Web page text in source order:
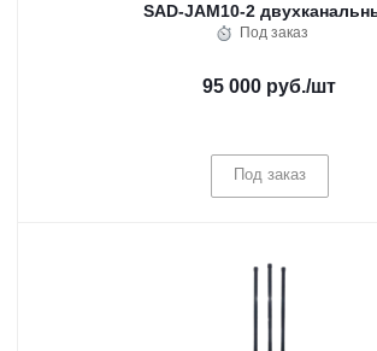
SAD-JAM10-2
Под заказ
95 000 руб./шт
Под заказ